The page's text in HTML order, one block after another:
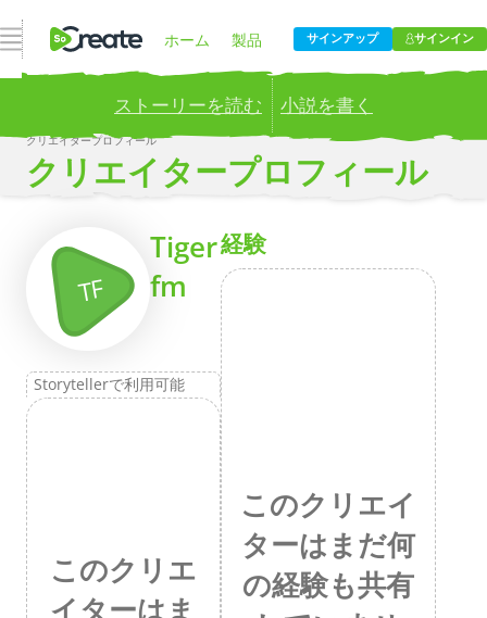
ナビゲーションを開く ホーム 製品
価格設定 ブログ
会社
サインアップ サインイン
ストーリーを読む 小説を書く
Publish your stories to a global audience. Try it now!
クリエイタープロフィール
クリエイタープロフィール
TF
Tiger
fm
Storytellerで利用可能
このクリエ
イターはま
経験
このクリエイ
ターはまだ何
の経験も共有